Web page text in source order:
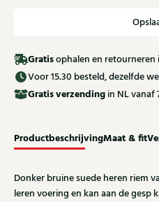
Gratisophalen en retourneren
Voor 15.30 besteld, dezelfde
Gratisverzending in NL vanaf
ProductbeschrijvingMaat & fit
Donker bruine suede heren riem
leren voering en kan aan de gesp